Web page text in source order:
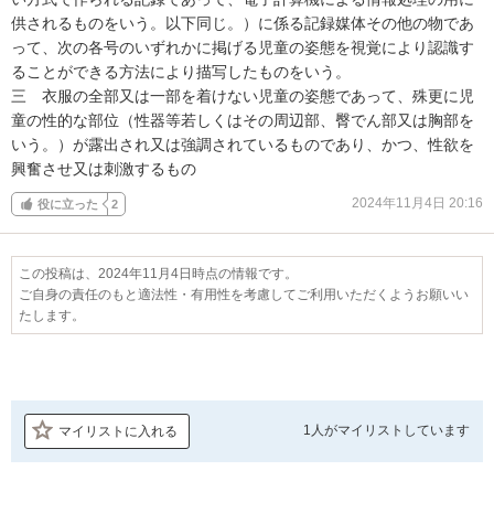
供されるものをいう。以下同じ。）に係る記録媒体その他の物であ
って、次の各号のいずれかに掲げる児童の姿態を視覚により認識す
ることができる方法により描写したものをいう。
三　衣服の全部又は一部を着けない児童の姿態であって、殊更に児
童の性的な部位（性器等若しくはその周辺部、臀でん部又は胸部を
いう。）が露出され又は強調されているものであり、かつ、性欲を
興奮させ又は刺激するもの
役に立った 2 2024年11月4日 20:16
この投稿は、2024年11月4日時点の情報です。
ご自身の責任のもと適法性・有用性を考慮してご利用いただくようお願いい
たします。
マイリストに入れる 1人がマイリストしています